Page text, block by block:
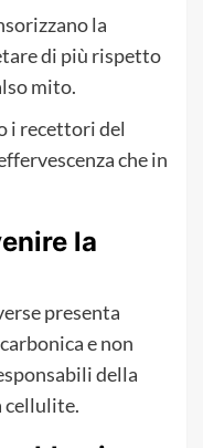
la
di più rispetto
mito.
i recettori del
che in
la
presenta
e non
della
cellulite.